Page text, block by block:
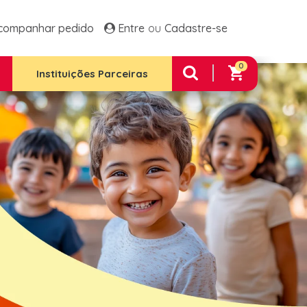
pedido Entre Cadastre-se
0
2
Premium
Integral 12 Unidades
Instituições Parceiras